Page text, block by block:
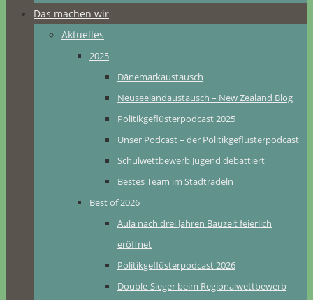
Das machen wir
Aktuelles
2025
Dänemarkaustausch
Neuseelandaustausch – New Zealand Blog
Politikgeflüsterpodcast 2025
Unser Podcast – der Politikgeflüsterpodcast
Schulwettbewerb Jugend debattiert
Bestes Team im Stadtradeln
Best of 2026
Aula nach drei Jahren Bauzeit feierlich
eröffnet
Politikgeflüsterpodcast 2026
Double-Sieger beim Regionalwettbewerb